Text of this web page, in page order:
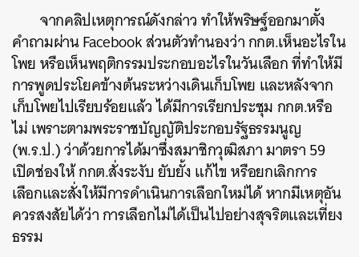
จากคลิปเหตุการณ์ดังกล่าว ทำให้พริษฐ์ออกมาตั้ง
คำถามผ่าน Facebook ส่วนตัวทำนองว่า กกต.เห็นอะไรใน
โพย หรือเห็นพฤติกรรมประกอบอะไรในวันเลือก ที่ทำให้มี
การพูดประโยคข้างต้นระหว่างเดินเก็บโพย และหลังจาก
เก็บโพยไปเรียบร้อยแล้ว ได้มีการเรียกประชุม กกต.หรือ
ไม่ เพราะตามพระราชบัญญัติประกอบรัฐธรรมนูญ
(พ.ร.ป.) ว่าด้วยการได้มาซึ่งสมาชิกวุฒิสภา มาตรา 59
เปิดช่องให้ กกต.สั่งระงับ ยับยั้ง แก้ไข หรือยกเลิกการ
เลือกและสั่งให้มีการดำเนินการเลือกใหม่ได้ หากมีเหตุอัน
ควรสงสัยได้ว่า การเลือกไม่ได้เป็นไปอย่างสุจริตและเที่ยง
ธรรม